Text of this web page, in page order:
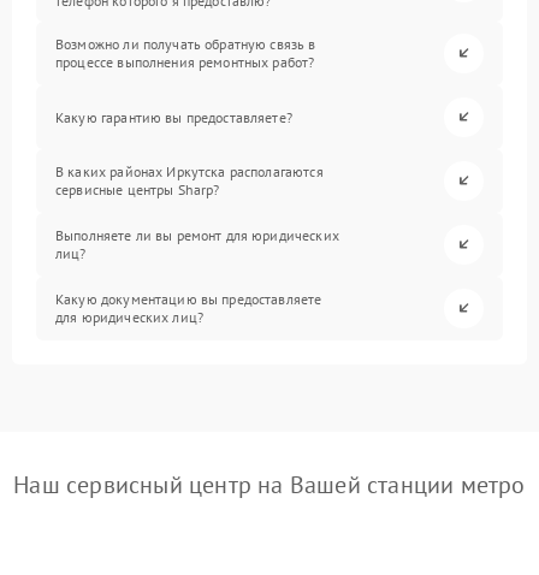
Возможно ли получать обратную связь в
процессе выполнения ремонтных работ?
Какую гарантию вы предоставляете?
В каких районах Иркутска располагаются
сервисные центры Sharp?
Выполняете ли вы ремонт для юридических
лиц?
Какую документацию вы предоставляете
для юридических лиц?
Наш сервисный центр на Вашей станции метро